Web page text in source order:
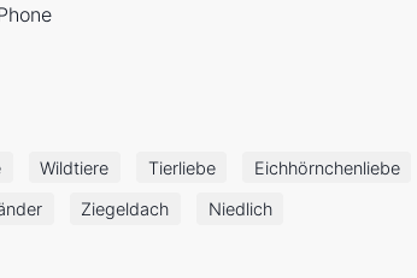
Wildtiere Tierliebe Eichhörnchenliebe
Ziegeldach Niedlich